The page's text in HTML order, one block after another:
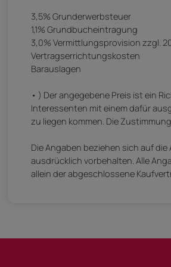
3,5% Grunderwerbsteuer
1,1% Grundbucheintragung
3,0% Vermittlungsprovision zzgl.
Vertragserrichtungskosten
Barauslagen
• ) Der angegebene Preis ist ein
Interessenten mit einem dafür
zu liegen kommen. Die
Die Angaben beziehen sich auf
ausdrücklich vorbehalten. Alle
allein der abgeschlossene